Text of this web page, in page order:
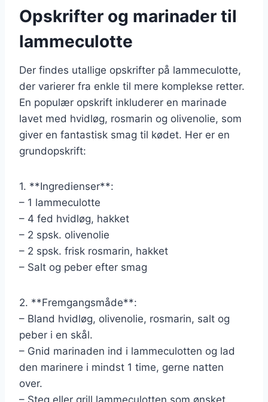
Opskrifter og marinader til
lammeculotte
Der findes utallige opskrifter på lammeculotte,
der varierer fra enkle til mere komplekse retter.
En populær opskrift inkluderer en marinade
lavet med hvidløg, rosmarin og olivenolie, som
giver en fantastisk smag til kødet. Her er en
grundopskrift:
1. **Ingredienser**:
– 1 lammeculotte
– 4 fed hvidløg, hakket
– 2 spsk. olivenolie
– 2 spsk. frisk rosmarin, hakket
– Salt og peber efter smag
2. **Fremgangsmåde**:
– Bland hvidløg, olivenolie, rosmarin, salt og
peber i en skål.
– Gnid marinaden ind i lammeculotten og lad
den marinere i mindst 1 time, gerne natten
over.
– Steg eller grill lammeculotten som ønsket.